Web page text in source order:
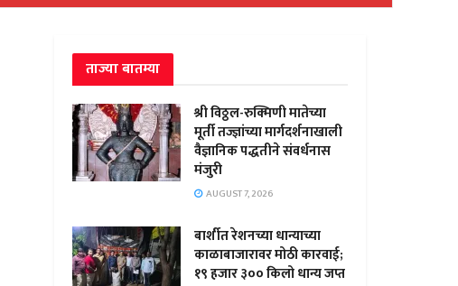
ताज्या बातम्या
श्री विठ्ठल-रुक्मिणी मातेच्या
मूर्ती तज्ज्ञांच्या मार्गदर्शनाखाली
वैज्ञानिक पद्धतीने संवर्धनास
मंजुरी
AUGUST 7, 2026
बार्शीत रेशनच्या धान्याच्या
काळाबाजारावर मोठी कारवाई;
१९ हजार ३०० किलो धान्य जप्त